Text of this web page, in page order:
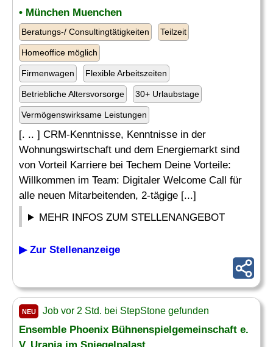
• München Muenchen
Beratungs-/ Consultingtätigkeiten Teilzeit
Homeoffice möglich
Firmenwagen Flexible Arbeitszeiten
Betriebliche Altersvorsorge 30+ Urlaubstage
Vermögenswirksame Leistungen
[. .. ] CRM-Kenntnisse, Kenntnisse in der
Wohnungswirtschaft und dem Energiemarkt sind
von Vorteil Karriere bei Techem Deine Vorteile:
Willkommen im Team: Digitaler Welcome Call für
alle neuen Mitarbeitenden, 2-tägige [...]
MEHR INFOS ZUM STELLENANGEBOT
▶ Zur Stellenanzeige
NEU Job vor 2 Std. bei StepStone gefunden
Ensemble Phoenix Bühnenspielgemeinschaft e.